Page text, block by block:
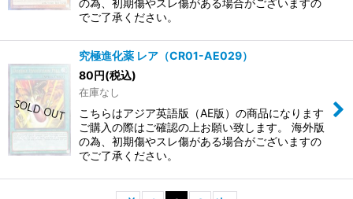
の為、初期傷やスレ傷がある場合がございますの
でご了承ください。
究極進化薬 レア（CR01-AE029）
80円(税込)
在庫なし
こちらはアジア英語版（AE版）の商品になります
ご購入の際はご確認の上お願い致します。 海外版
の為、初期傷やスレ傷がある場合がございますの
でご了承ください。